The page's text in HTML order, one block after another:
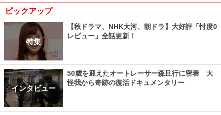
ピックアップ
特集
【秋ドラマ、NHK大河、朝ドラ】大好評「忖度0
レビュー」全話更新！
インタビュー
50歳を迎えたオートレーサー森且行に密着 大
怪我から奇跡の復活ドキュメンタリー